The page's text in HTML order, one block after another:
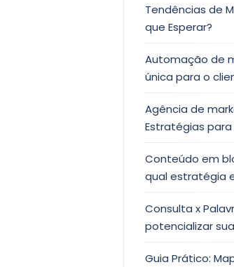
Tendências de
que Esperar?
Automação de
única para o
Agência de
Estratégias
Conteúdo em
qual estratégia
Consulta x
potencializar
Guia Prático: